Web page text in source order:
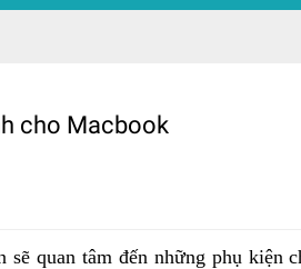
cho Macbook
quan tâm đến những phụ kiện